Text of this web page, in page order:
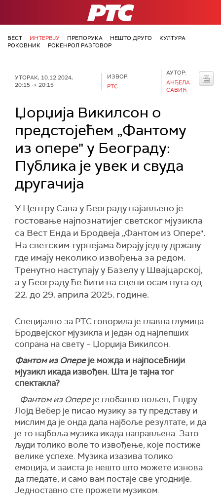
РТС
ВЕСТ ИНТЕРВЈУ ПРЕПОРУКА НЕШТО ДРУГО
КУЛТУРА
РОКОВНИК
РОКЕНРОЛ РАЗГОВОР
УТОРАК, 10.12.2024,
20:15 -> 20:15
ИЗВОР:
РТС
АУТОР:
АНЂЕЛА
САВИЋ
Џорџија Викилсон о
предстојећем „Фантому
из опере" у Београду:
Публика је увек и свуда
другачија
У Центру Сава у Београду најављено је
гостовање најпознатијег светског мјузикла
са Вест Енда и Бродвеја „Фантом из Опере".
На светским турнејама бирају једну државу
где имају неколико извођења за редом.
Тренутно наступају у Базелу у Швајцарској,
а у Београду ће бити на сцени осам пута од
22. до 29. априла 2025. године.
Специјално за РТС говорила је главна глумица
Бродвејског мјузикла и један од најлепших
сопрана на свету – Џорџија Викилсон.
Фантом из Опереје можда и најпосебнији
мјузикл икада извођен. Шта је тајна тог
спектакла?
- Фантом из Опереје глобално вољен, Ендру
Лојд Вебер је писао музику за ту представу и
мислим да је онда дала најбоље резултате, и да
је то најбоља музика икада направљена. Зато
људи толико воле то извођење, које постиже
велике успехе. Музика изазива толико
емоција, и заиста је нешто што можете изнова
да гледате, и само вам постаје све угодније.
Једноставно сте прожети музиком.